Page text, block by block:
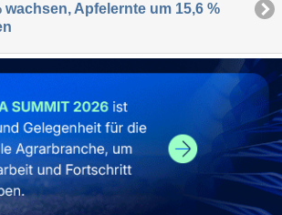
wachsen, Apfelernte um 15,6 %